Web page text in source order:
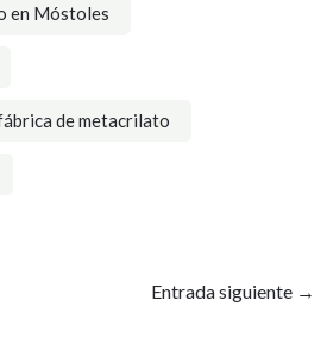
en Móstoles
de metacrilato
Entrada siguiente →